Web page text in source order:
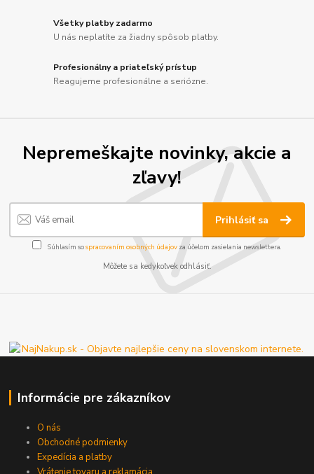
Všetky platby zadarmo
U nás neplatíte za žiadny spôsob platby.
Profesionálny a priateľský prístup
Reagujeme profesionálne a seriózne.
Nepremeškajte novinky, akcie a
zľavy!
Prihlásiť sa
Súhlasím sospracovaním osobných údajov za účelom zasielania newslettera.
Môžete sa kedykoľvek odhlásiť.
Informácie pre zákazníkov
O nás
Obchodné podmienky
Expedícia a platby